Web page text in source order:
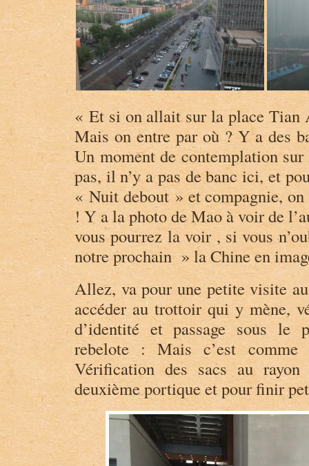
« Et si on allait sur la place
Mais on entre par où ? Y a des
Un moment de contemplation sur
pas, il n’y a pas de banc ici, et
« Nuit debout » et compagnie,
! Y a la photo de Mao à voir de
vous pourrez la voir , si vous
notre prochain » la Chine en
Allez, va pour une petite visite
accéder au trottoir qui y mène,
d’identité et passage sous le
rebelote : Mais c’est
Vérification des sacs au
deuxième portique et pour finir